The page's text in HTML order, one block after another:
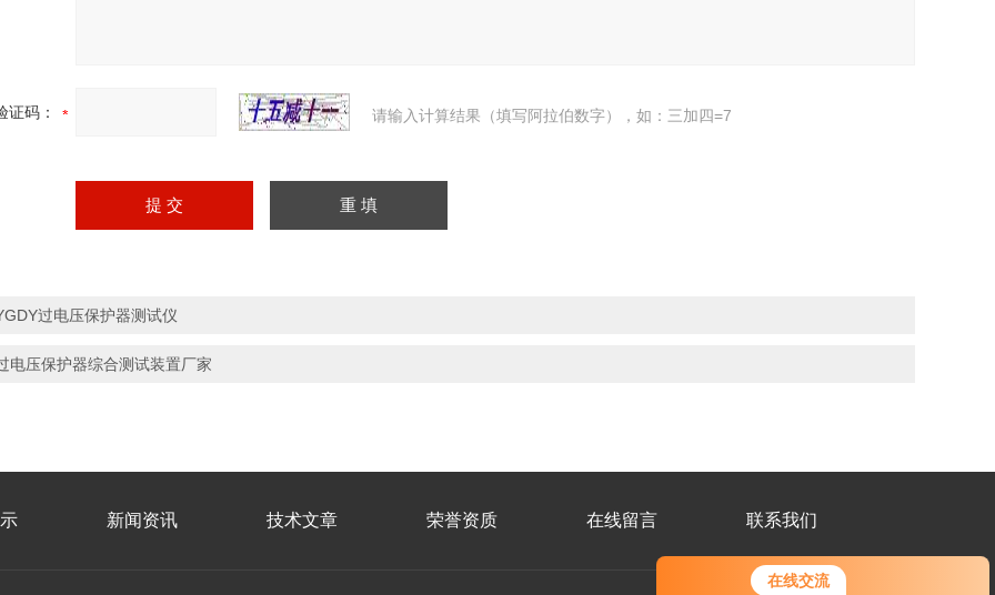
在线交流
证码： 请输入计算结果（填写阿拉伯数字），如：三加四=7
过电压保护器测试仪
电压保护器综合测试装置厂家
新闻资讯 技术文章 荣誉资质 在线留言 联系我们